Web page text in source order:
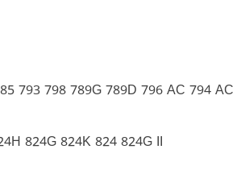
793 798 789G 789D 796 AC 794 AC
824G 824K 824 824G II